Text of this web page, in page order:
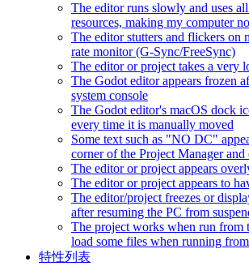
The editor runs slowly and uses
resources, making my computer
The editor stutters and flickers on
rate monitor (G-Sync/FreeSync)
The editor or project takes a very
The Godot editor appears frozen
system console
The Godot editor's macOS dock
every time it is manually moved
Some text such as "NO DC"
corner of the Project Manager
The editor or project appears
The editor or project appears to
The editor/project freezes or
after resuming the PC from
The project works when run from
load some files when running
特性列表